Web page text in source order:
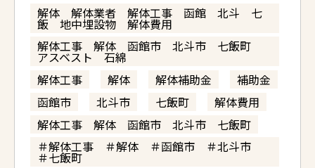
解体 解体業者 解体工事 函館 北斗 七
飯 地中埋設物 解体費用
解体工事 解体 函館市 北斗市 七飯町
アスベスト 石綿
解体工事
解体 解体補助金
補助金
函館市
北斗市 七飯町
解体費用
解体工事 解体 函館市 北斗市 七飯町
＃解体工事 ＃解体 ＃函館市 ＃北斗市
＃七飯町